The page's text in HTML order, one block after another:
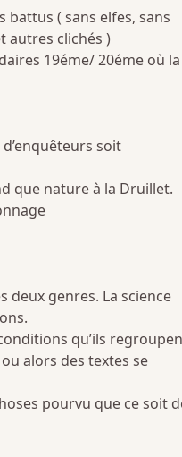
( sans elfes, sans
autres clichés )
19éme/ 20éme où la
soit
que nature à la Druillet.
deux genres. La science
qu’ils
alors des textes se
pourvu que ce soit